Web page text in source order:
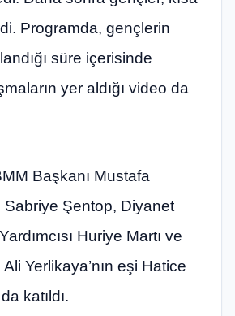
Programda, gençlerin
süre içerisinde
yer aldığı video da
Başkanı Mustafa
Sabriye Şentop, Diyanet
Huriye Martı ve
Yerlikaya’nın eşi Hatice
katıldı.